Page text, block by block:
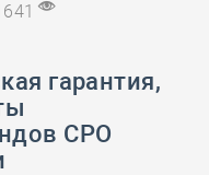
гарантия,
СРО